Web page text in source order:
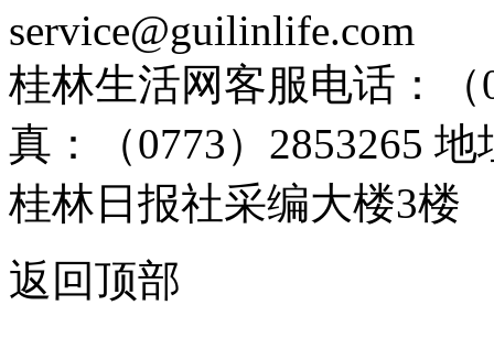
service@guilinlife.com
桂林生活网客服电话：（
真：（0773）2853265
桂林日报社采编大楼3楼
返回顶部